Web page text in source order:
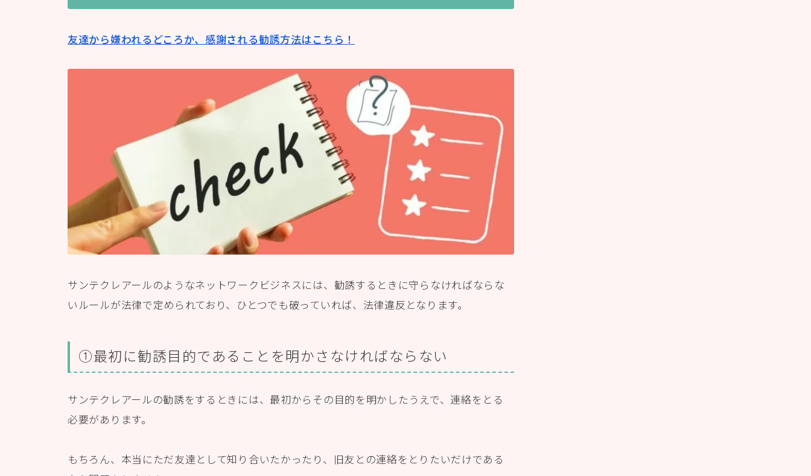
友達から嫌われるどころか、感謝される勧誘方法はこちら！
サンテクレアールのようなネットワークビジネスには、勧誘するときに守らなければならな
いルールが法律で定められており、ひとつでも破っていれば、法律違反となります。
①最初に勧誘目的であることを明かさなければならない
サンテクレアールの勧誘をするときには、最初からその目的を明かしたうえで、連絡をとる
必要があります。
もちろん、本当にただ友達として知り合いたかったり、旧友との連絡をとりたいだけである